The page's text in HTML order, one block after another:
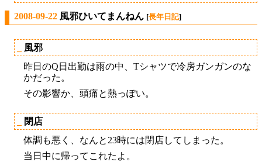
2008-09-22 風邪ひいてまんねん [長年日記]
風邪
昨日のQ日出勤は雨の中、Tシャツで冷房ガンガンのな
かだった。
その影響か、頭痛と熱っぽい。
閉店
体調も悪く、なんと23時には閉店してしまった。
当日中に帰ってこれたよ。